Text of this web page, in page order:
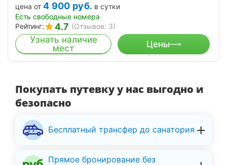
цена от 4 900 руб. в сутки
Есть свободные номера
Рейтинг:
4.7 (Отзывов: 3)
Узнать наличие
мест
Цены
Покупать путевку у нас выгодно и
безопасно
Бесплатный трансфер до санатория
Прямое бронирование без